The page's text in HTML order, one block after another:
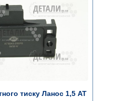
тиску Ланос 1,5 АТ